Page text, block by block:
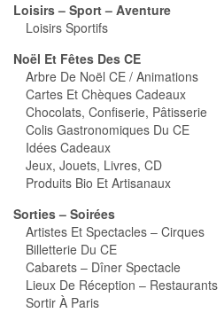
Loisirs – Sport – Aventure
Loisirs Sportifs
Noël Et Fêtes Des CE
Arbre De Noël CE / Animations
Cartes Et Chèques Cadeaux
Chocolats, Confiserie, Pâtisserie
Colis Gastronomiques Du CE
Idées Cadeaux
Jeux, Jouets, Livres, CD
Produits Bio Et Artisanaux
Sorties – Soirées
Artistes Et Spectacles – Cirques
Billetterie Du CE
Cabarets – Dîner Spectacle
Lieux De Réception – Restaurants
Sortir À Paris